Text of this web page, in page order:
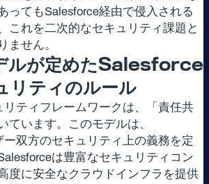
ってもSalesforce経由で侵入される
これを二次的なセキュリティ課題と
ません。
ルが定めたSalesforce
リティのルール
リティフレームワークは、「責任共
ています。このモデルは、
ー双方のセキュリティ上の義務を定
は豊富なセキュリティコン
度に安全なクラウドインフラを提供